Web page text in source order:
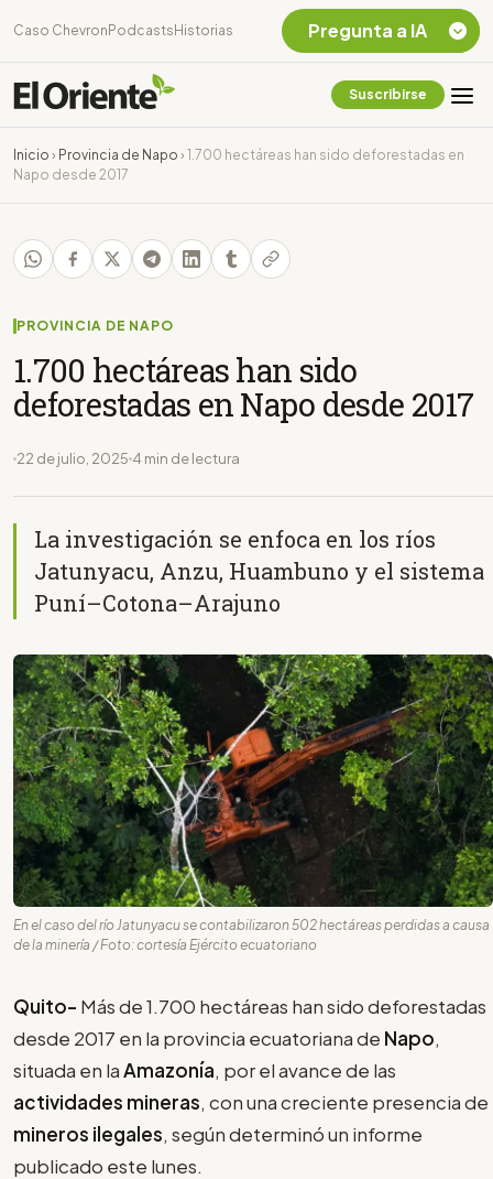
Caso Chevron Podcasts Historias
Suscribirse
Inicio › Provincia de Napo › 1.700 hectáreas han sido deforestadas en
Napo desde 2017
PROVINCIA DE NAPO
1.700 hectáreas han sido
deforestadas en Napo desde 2017
22 de julio, 2025 4 min de lectura
La investigación se enfoca en los ríos
Jatunyacu, Anzu, Huambuno y el sistema
Puní–Cotona–Arajuno
En el caso del río Jatunyacu se contabilizaron 502 hectáreas perdidas a causa
de la minería / Foto: cortesía Ejército ecuatoriano
Quito- Más de 1.700 hectáreas han sido deforestadas
desde 2017 en la provincia ecuatoriana de Napo,
situada en laAmazonía, por el avance de las
actividades mineras, con una creciente presencia de
mineros ilegales, según determinó un informe
publicado este lunes.
Pregunta a IA
Chevron Ecuador